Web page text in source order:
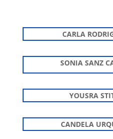
CARLA
SONIA SANZ
YOUSRA
CANDELA